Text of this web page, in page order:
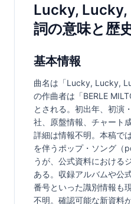
Lucky,
詞の意味と歴
基本情報
曲名は「Lucky, Lucky,
の作曲者は「BERLE
とされる。初出年、初演
社、原盤情報、チャート
詳細は情報不明。本稿で
を伴うポップ・ソング（
うが、公式資料における
ある。収録アルバムや公
番号といった識別情報も
不明。確認可能な新資料